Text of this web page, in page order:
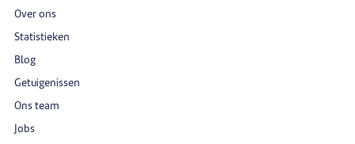
Over ons
Statistieken
Blog
Getuigenissen
Ons team
Jobs